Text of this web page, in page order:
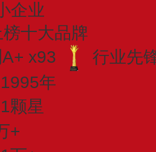
企业
十大品牌
x93
行业先
年
颗星
+